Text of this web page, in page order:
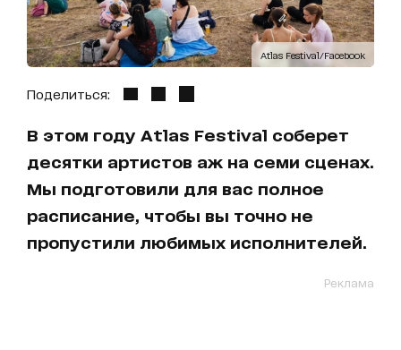
Atlas Festival/Facebook
Поделиться:
В этом году Atlas Festival соберет
десятки артистов аж на семи сценах.
Мы подготовили для вас полное
расписание, чтобы вы точно не
пропустили любимых исполнителей.
Реклама